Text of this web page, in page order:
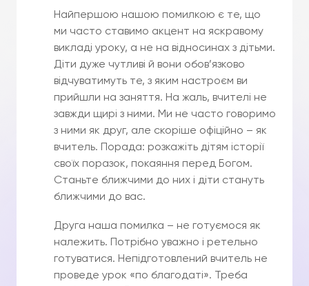
Найпершою нашою помилкою є те, що
ми часто ставимо акцент на яскравому
викладі уроку, а не на відносинах з дітьми.
Діти дуже чутливі й вони обов’язково
відчуватимуть те, з яким настроєм ви
прийшли на заняття. На жаль, вчителі не
завжди щирі з ними. Ми не часто говоримо
з ними як друг, але скоріше офіційно – як
вчитель. Порада: розкажіть дітям історії
своїх поразок, покаяння перед Богом.
Станьте ближчими до них і діти стануть
ближчими до вас.
Друга наша помилка – не готуємося як
належить. Потрібно уважно і ретельно
готуватися. Непідготовлений вчитель не
проведе урок «по благодаті». Треба